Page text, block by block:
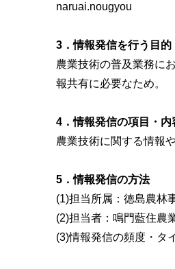
naruai.nougyou
3．情報発信を行う目的
農業技術の普及業務に
報共有に必要なため。
4．情報発信の項目・内
農業技術に関する情報
5．情報発信の方法
(1)担当所属：徳島農林
(2)担当者：鳴門藍住農
(3)情報発信の頻度・タ